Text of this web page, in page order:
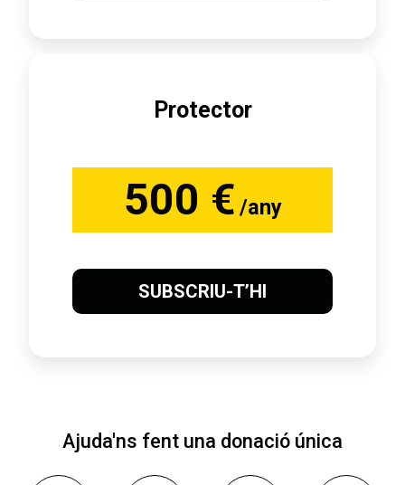
Protector
500 € /any
SUBSCRIU-T’HI
Ajuda'ns fent una donació única